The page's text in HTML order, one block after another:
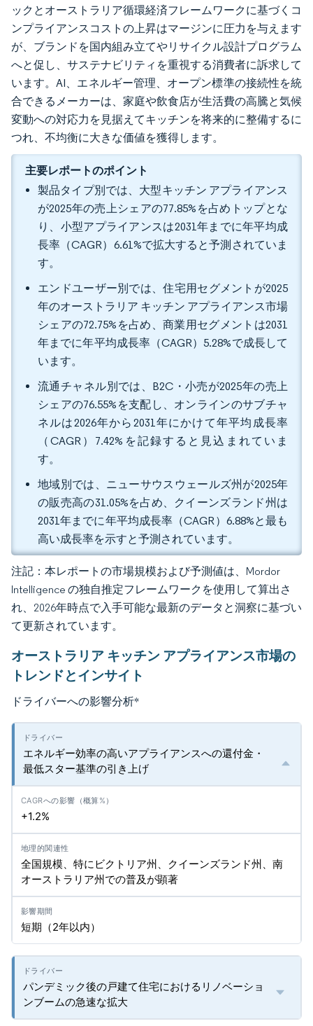
ックとオーストラリア循環経済フレームワークに基づくコ
ンプライアンスコストの上昇はマージンに圧力を与えます
が、ブランドを国内組み立てやリサイクル設計プログラム
へと促し、サステナビリティを重視する消費者に訴求して
います。AI、エネルギー管理、オープン標準の接続性を統
合できるメーカーは、家庭や飲食店が生活費の高騰と気候
変動への対応力を見据えてキッチンを将来的に整備するに
つれ、不均衡に大きな価値を獲得します。
主要レポートのポイント
製品タイプ別では、大型キッチン アプライアンス
が2025年の売上シェアの77.85%を占めトップとな
り、小型アプライアンスは2031年までに年平均成
長率（CAGR）6.61%で拡大すると予測されていま
す。
エンドユーザー別では、住宅用セグメントが2025
年のオーストラリア キッチン アプライアンス市場
シェアの72.75%を占め、商業用セグメントは2031
年までに年平均成長率（CAGR）5.28%で成長して
います。
流通チャネル別では、B2C・小売が2025年の売上
シェアの76.55%を支配し、オンラインのサブチャ
ネルは2026年から2031年にかけて年平均成長率
（CAGR）7.42%を記録すると見込まれていま
す。
地域別では、ニューサウスウェールズ州が2025年
の販売高の31.05%を占め、クイーンズランド州は
2031年までに年平均成長率（CAGR）6.88%と最も
高い成長率を示すと予測されています。
注記：本レポートの市場規模および予測値は、Mordor
Intelligence の独自推定フレームワークを使用して算出さ
れ、2026年時点で入手可能な最新のデータと洞察に基づい
て更新されています。
オーストラリア キッチン アプライアンス市場の
トレンドとインサイト
ドライバーへの影響分析*
エネルギー効率の高いアプライアンスへの還付金・
最低スター基準の引き上げ
+1.2%
全国規模、特にビクトリア州、クイーンズランド州、南
オーストラリア州での普及が顕著
短期（2年以内）
パンデミック後の戸建て住宅におけるリノベーショ
ンブームの急速な拡大